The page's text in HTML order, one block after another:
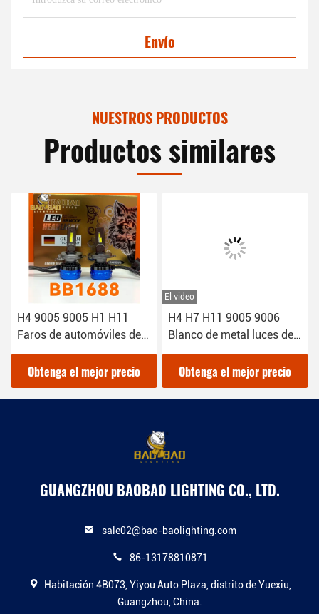
Envío
NUESTROS PRODUCTOS
Productos similares
H4 9005 9005 H1 H11
Faros de automóviles de
hierro con luz LED Bulbo
Blanco Partes de
automóviles de alta
potencia
Obtenga el mejor precio
El video
H4 H7 H11 9005 9006
Blanco de metal luces de
luz de luces delanteras
LED
Obtenga el mejor precio
GUANGZHOU BAOBAO LIGHTING CO., LTD.
sale02@bao-baolighting.com
86-13178810871
Habitación 4B073, Yiyou Auto Plaza, distrito de Yuexiu,
Guangzhou, China.